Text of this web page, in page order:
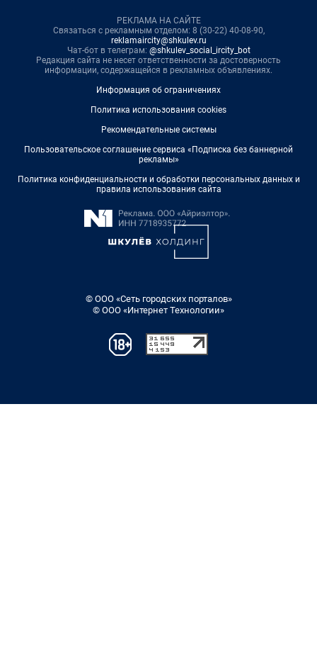
РЕКЛАМА НА САЙТЕ
Связаться с рекламным отделом: 8 (30-22) 40-08-90,
reklamaircity@shkulev.ru
Чат-бот в телеграм: @shkulev_social_ircity_bot
Редакция сайта не несет ответственности за достоверность
информации, содержащейся в рекламных объявлениях.
Информация об ограничениях
Политика использования cookies
Рекомендательные системы
Пользовательское соглашение сервиса «Подписка без баннерной
рекламы»
Политика конфиденциальности и обработки персональных данных и
правила использования сайта
© ООО «Сеть городских порталов»
© ООО «Интернет Технологии»